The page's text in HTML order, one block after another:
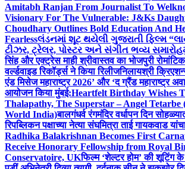
Amitabh Ranjan From Journalist To
Visionary For The Vulnerable: J&Ks
Choudhary Outlines Bold Education And
Fearlessલંડનમાં શૂટ થયેલી ગુજરાતી ફિલ્મ
ટીઝર, ટ્રેલર, પોસ્ટર અને સંગીત ભવ્ય
सिंह और एक्ट्रेस माही श्रीवास्तव का भोजपुरी रोमांटिक
वर्ल्डवाइड रिकॉर्ड्स ने किया रिलीजनिलायश्री
एंड मिसेज महाराष्ट्र 2026’ और ‘द ग्रैंड महाराष्ट्र
आयोजन किया मुंबई:Heartfelt Birthday Wishes
Thalapathy, The Superstar – Angel Tetarbe
World India)बालगंधर्व रंगमंदिर वर्धापन दिन
रिपब्लिकन पक्षाच्या नेत्या संघमित्रा ताई गायकवाड
Radhika Balakrishnan Becomes First
Receive Honorary Fellowship from Royal
Conservatoire, UKफिल्म ‘शेल्टर होम’ की शूटिंग